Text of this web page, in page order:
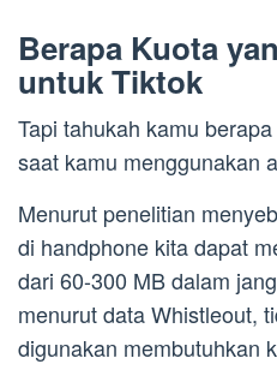
Berapa Kuota
untuk Tiktok
Tapi tahukah kamu berapa
saat kamu menggunakan
Menurut penelitian
di handphone kita dapat
dari 60-300 MB dalam
menurut data Whistleout,
digunakan membutuhkan